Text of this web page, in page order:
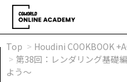
Top Houdini COOKBOOK
第38回：レンダリング基礎
よう～